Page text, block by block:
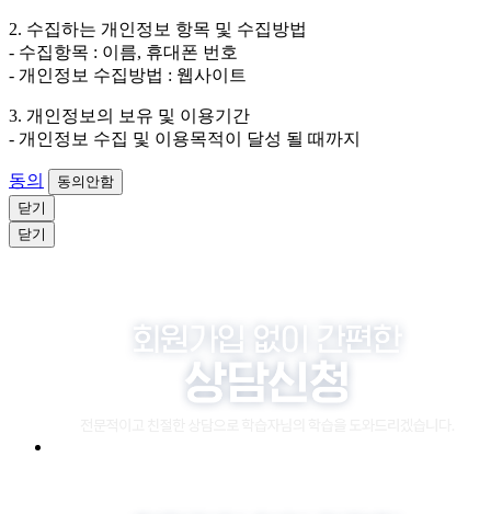
의 경우에는 상담 신청이 제한됩니다.
2. 수집하는 개인정보 항목 및 수집방법
- 수집항목 : 이름, 휴대폰 번호
- 개인정보 수집방법 : 웹사이트
3. 개인정보의 보유 및 이용기간
- 개인정보 수집 및 이용목적이 달성 될 때까지
동의
동의안함
닫기
닫기